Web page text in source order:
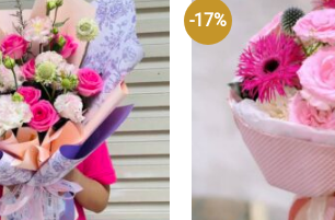
-17%